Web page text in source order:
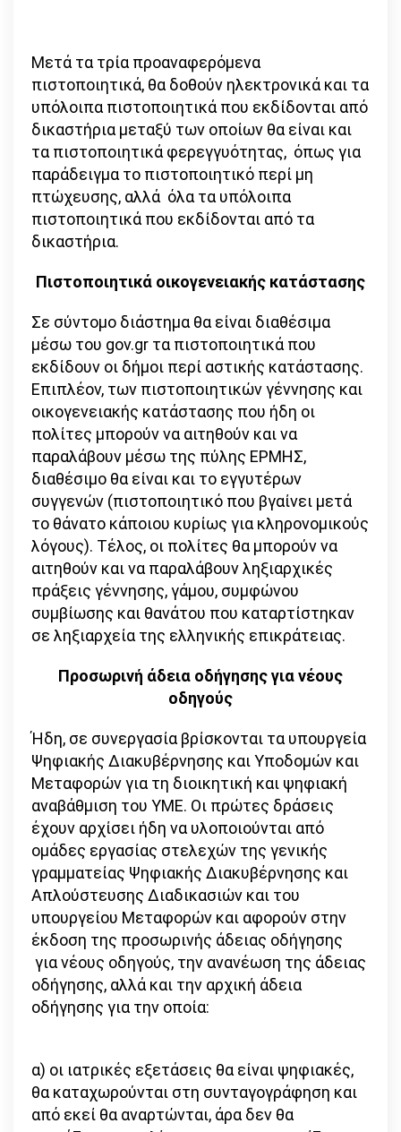
Μετά τα τρία προαναφερόμενα
πιστοποιητικά, θα δοθούν ηλεκτρονικά και τα
υπόλοιπα πιστοποιητικά που εκδίδονται από
δικαστήρια μεταξύ των οποίων θα είναι και
τα πιστοποιητικά φερεγγυότητας, όπως για
παράδειγμα το πιστοποιητικό περί μη
πτώχευσης, αλλά όλα τα υπόλοιπα
πιστοποιητικά που εκδίδονται από τα
δικαστήρια.
Πιστοποιητικά οικογενειακής κατάστασης
Σε σύντομο διάστημα θα είναι διαθέσιμα
μέσω του gov.gr τα πιστοποιητικά που
εκδίδουν οι δήμοι περί αστικής κατάστασης.
Επιπλέον, των πιστοποιητικών γέννησης και
οικογενειακής κατάστασης που ήδη οι
πολίτες μπορούν να αιτηθούν και να
παραλάβουν μέσω της πύλης ΕΡΜΗΣ,
διαθέσιμο θα είναι και το εγγυτέρων
συγγενών (πιστοποιητικό που βγαίνει μετά
το θάνατο κάποιου κυρίως για κληρονομικούς
λόγους). Τέλος, οι πολίτες θα μπορούν να
αιτηθούν και να παραλάβουν ληξιαρχικές
πράξεις γέννησης, γάμου, συμφώνου
συμβίωσης και θανάτου που καταρτίστηκαν
σε ληξιαρχεία της ελληνικής επικράτειας.
Προσωρινή άδεια οδήγησης για νέους
οδηγούς
Ήδη, σε συνεργασία βρίσκονται τα υπουργεία
Ψηφιακής Διακυβέρνησης και Υποδομών και
Μεταφορών για τη διοικητική και ψηφιακή
αναβάθμιση του ΥΜΕ. Οι πρώτες δράσεις
έχουν αρχίσει ήδη να υλοποιούνται από
ομάδες εργασίας στελεχών της γενικής
γραμματείας Ψηφιακής Διακυβέρνησης και
Απλούστευσης Διαδικασιών και του
υπουργείου Μεταφορών και αφορούν στην
έκδοση της προσωρινής άδειας οδήγησης
για νέους οδηγούς, την ανανέωση της άδειας
οδήγησης, αλλά και την αρχική άδεια
οδήγησης για την οποία:
α) οι ιατρικές εξετάσεις θα είναι ψηφιακές,
θα καταχωρούνται στη συνταγογράφηση και
από εκεί θα αναρτώνται, άρα δεν θα